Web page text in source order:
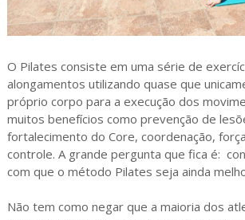
O Pilates consiste em uma série de
alongamentos utilizando quase que
próprio corpo para a execução dos
muitos benefícios como prevenção de
fortalecimento do Core, coordenação,
controle. A grande pergunta que fica é:
com que o método Pilates seja ainda
Não tem como negar que a maioria dos